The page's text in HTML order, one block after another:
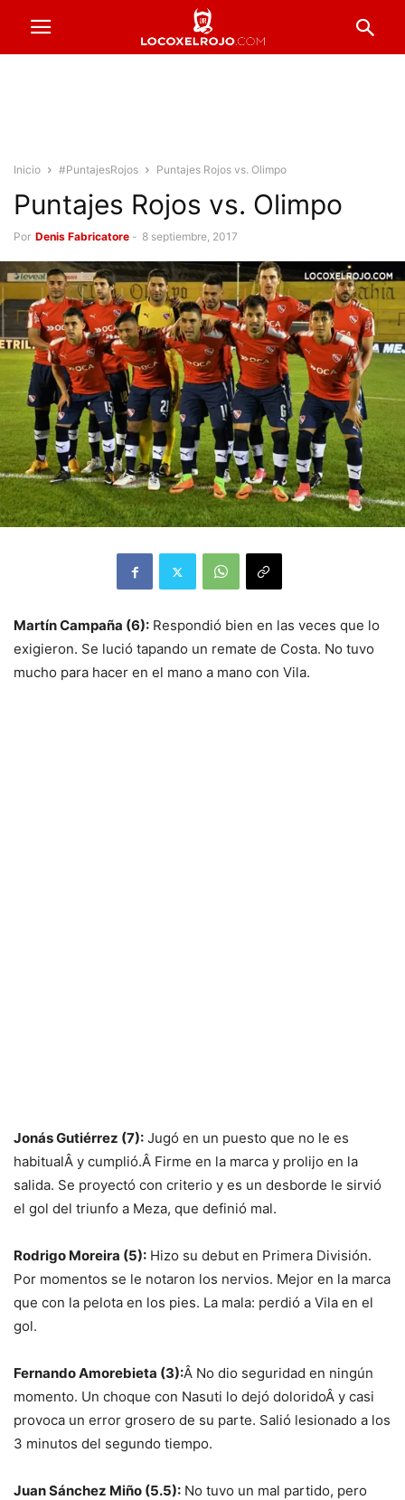
Inicio #PuntajesRojos Puntajes Rojos vs. Olimpo
Puntajes Rojos vs. Olimpo
Por Denis Fabricatore - 8 septiembre, 2017
Martín Campaña (6): Respondió bien en las veces que lo
exigieron. Se lució tapando un remate de Costa. No tuvo
mucho para hacer en el mano a mano con Vila.
Jonás Gutiérrez (7): Jugó en un puesto que no le es
habitualÂ y cumplió.Â Firme en la marca y prolijo en la
salida. Se proyectó con criterio y es un desborde le sirvió
el gol del triunfo a Meza, que definió mal.
Rodrigo Moreira (5): Hizo su debut en Primera División.
Por momentos se le notaron los nervios. Mejor en la marca
que con la pelota en los pies. La mala: perdió a Vila en el
gol.
Fernando Amorebieta (3):Â No dio seguridad en ningún
momento. Un choque con Nasuti lo dejó doloridoÂ y casi
provoca un error grosero de su parte. Salió lesionado a los
3 minutos del segundo tiempo.
Juan Sánchez Miño (5.5): No tuvo un mal partido, pero